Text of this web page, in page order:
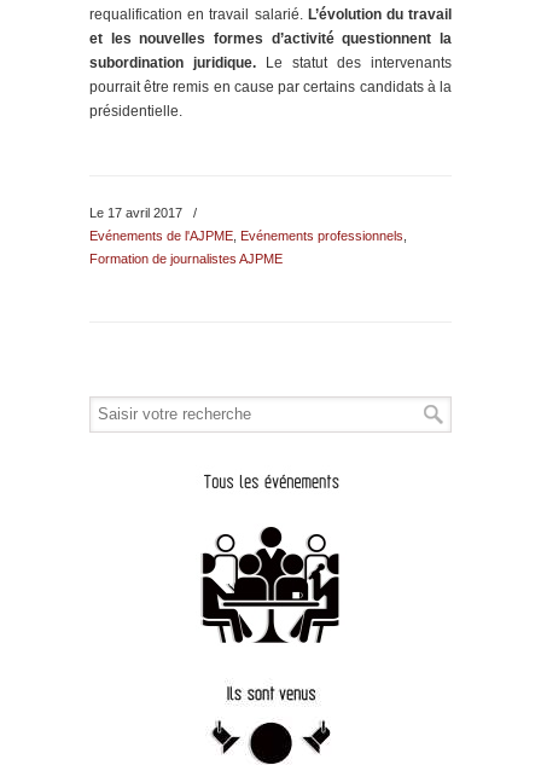
requalification en travail salarié. L’évolution du travail
et les nouvelles formes d’activité questionnent la
subordination juridique. Le statut des intervenants
pourrait être remis en cause par certains candidats à la
présidentielle.
Le 17 avril 2017
/
Evénements de l'AJPME Evénements professionnels
Formation de journalistes AJPME